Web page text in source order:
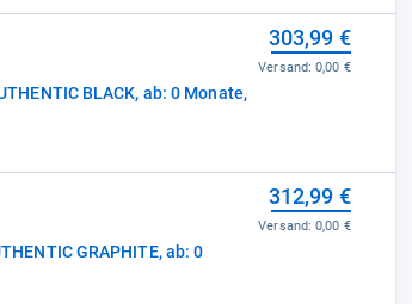
BLACK, ab: 0 Monate,
303,99 €
Versand:0,00 €
GRAPHITE, ab: 0
312,99 €
Versand:0,00 €